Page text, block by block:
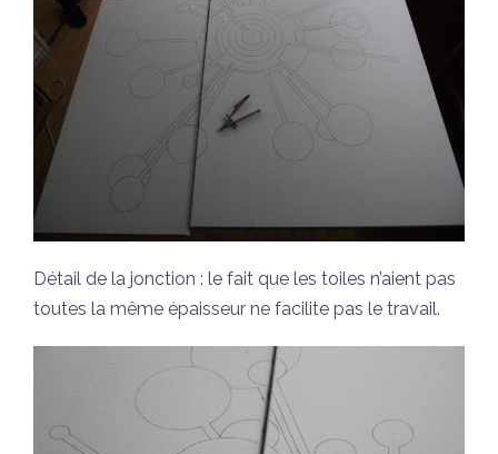
Détail de la jonction : le fait que les toiles n’aient pas
toutes la même épaisseur ne facilite pas le travail.